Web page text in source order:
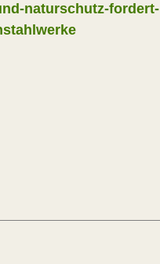
naturschutz-fordert-